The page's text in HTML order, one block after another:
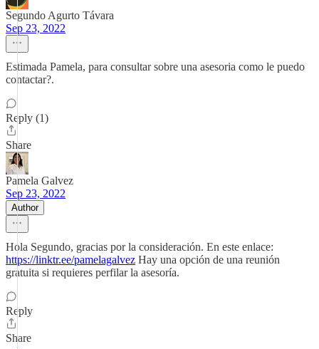
Segundo Agurto Távara
Sep 23, 2022
Estimada Pamela, para consultar sobre una asesoria como le puedo
contactar?.
Reply (1)
Share
Pamela Galvez
Sep 23, 2022
Author
Hola Segundo, gracias por la consideración. En este enlace:
https://linktr.ee/pamelagalvez Hay una opción de una reunión
gratuita si requieres perfilar la asesoría.
Reply
Share